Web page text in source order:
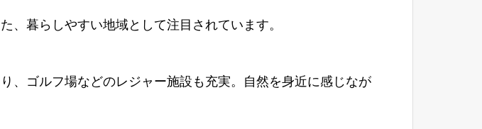
、暮らしやすい地域として注目されています。
、ゴルフ場などのレジャー施設も充実。自然を身近に感じなが